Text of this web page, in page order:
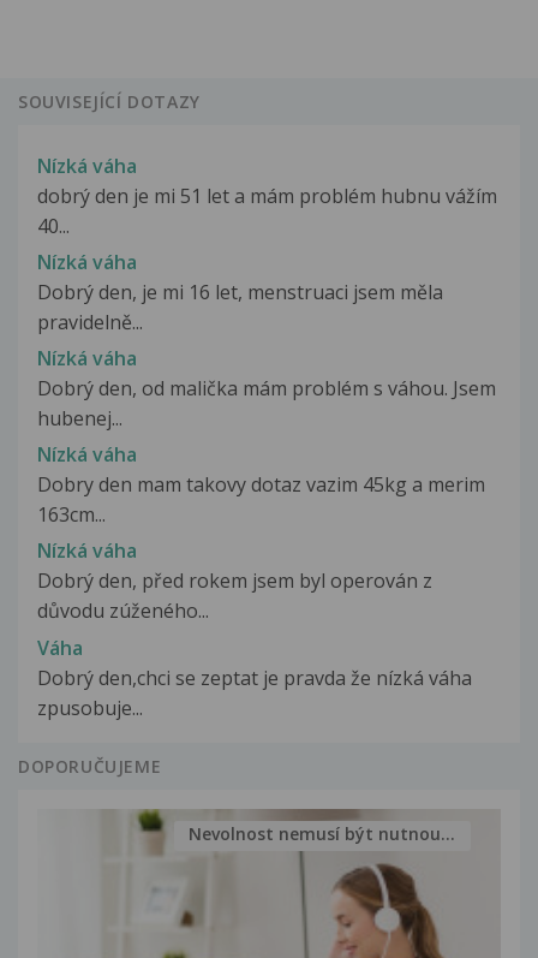
SOUVISEJÍCÍ DOTAZY
Nízká váha
dobrý den je mi 51 let a mám problém hubnu vážím
40...
Nízká váha
Dobrý den, je mi 16 let, menstruaci jsem měla
pravidelně...
Nízká váha
Dobrý den, od malička mám problém s váhou. Jsem
hubenej...
Nízká váha
Dobry den mam takovy dotaz vazim 45kg a merim
163cm...
Nízká váha
Dobrý den, před rokem jsem byl operován z
důvodu zúženého...
Váha
Dobrý den,chci se zeptat je pravda že nízká váha
zpusobuje...
DOPORUČUJEME
Nevolnost nemusí být nutnou...